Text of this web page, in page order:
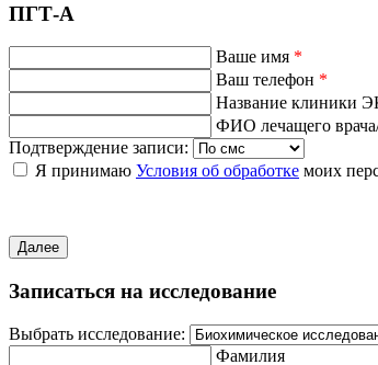
ПГТ-А
Ваше имя *
Ваш телефон *
Название клиники
ФИО лечащего
Подтверждение записи:
Я принимаю Условия об обработке моих
Далее
Записаться на исследование
Выбрать исследование:
Фамилия